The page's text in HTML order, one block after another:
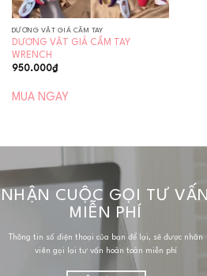
DƯƠNG VẬT GIẢ CẦM TAY
DƯƠNG VẬT GIẢ CẦM TAY
WRENCH
950.000₫
MUA NGAY
NHẬN CUỘC GỌI TƯ VẤN
MIỄN PHÍ
Thông tin số điện thoại của bạn để lại, sẽ được nhân
viên gọi lại tư vấn hoàn toàn miễn phí